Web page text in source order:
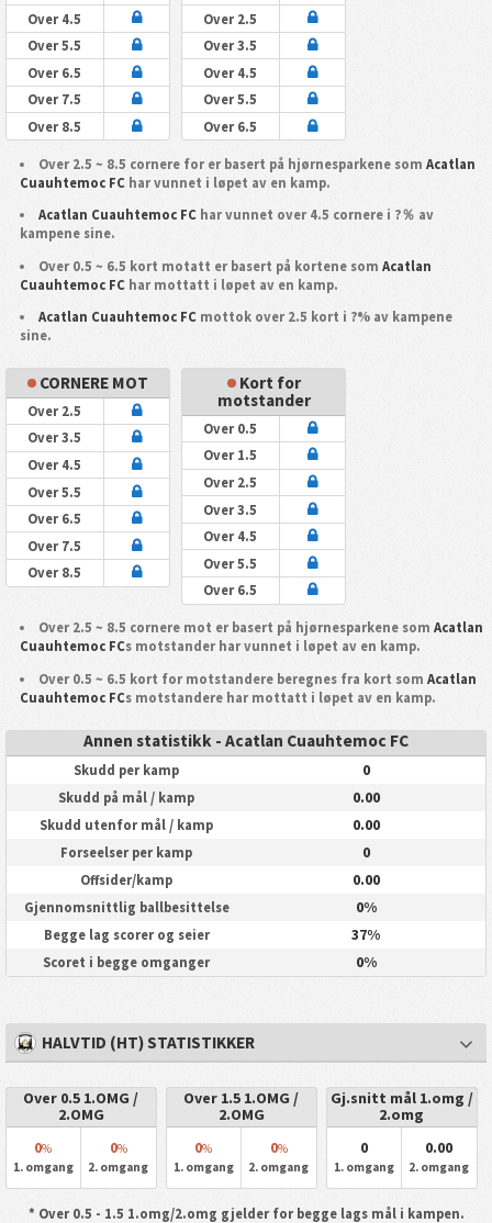
Over 4.5
Over 5.5
Over 6.5
Over 7.5
Over 8.5
Over 2.5
Over 3.5
Over 4.5
Over 5.5
Over 6.5
Over 2.5 ~ 8.5 cornere for er basert på hjørnesparkene somAcatlan
Cuauhtemoc FChar vunnet i løpet av en kamp.
Acatlan Cuauhtemoc FC har vunnet over 4.5 cornere i ?％ av
kampene sine.
Over 0.5 ~ 6.5 kort motatt er basert på kortene somAcatlan
Cuauhtemoc FChar mottatt i løpet av en kamp.
Acatlan Cuauhtemoc FC mottok over 2.5 kort i ?% av kampene
sine.
CORNERE MOT
Over 2.5
Over 3.5
Over 4.5
Over 5.5
Over 6.5
Over 7.5
Over 8.5
Kort for
motstander
Over 0.5
Over 1.5
Over 2.5
Over 3.5
Over 4.5
Over 5.5
Over 6.5
Over 2.5 ~ 8.5 cornere mot er basert på hjørnesparkene somAcatlan
Cuauhtemoc FCs motstander har vunnet i løpet av en kamp.
Over 0.5 ~ 6.5 kort for motstandere beregnes fra kort somAcatlan
Cuauhtemoc FCs motstandere har mottatt i løpet av en kamp.
Annen statistikk - Acatlan Cuauhtemoc FC
Skudd per kamp 0
Skudd på mål / kamp 0.00
Skudd utenfor mål / kamp 0.00
Forseelser per kamp 0
Offsider/kamp 0.00
Gjennomsnittlig ballbesittelse 0%
Begge lag scorer og seier 37%
Scoret i begge omganger 0%
HALVTID (HT) STATISTIKKER
Over 0.5 1.OMG /
2.OMG
0%
1. omgang
0%
2. omgang
Over 1.5 1.OMG /
2.OMG
0%
1. omgang
0%
2. omgang
Gj.snitt mål 1.omg /
2.omg
0
1. omgang
0.00
2. omgang
* Over 0.5 - 1.5 1.omg/2.omg gjelder for begge lags mål i kampen.